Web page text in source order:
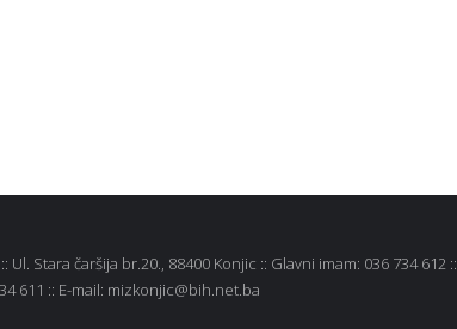
:: Ul. Stara čaršija br.20., 88400 Konjic :: Glavni imam: 036 734 612 ::
611 :: E-mail: mizkonjic@bih.net.ba